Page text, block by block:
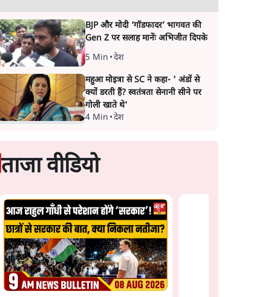
BJP और मोदी ‘गॉडफादर’ भागवत की
Gen Z पर सलाह मानेंः अभिजीत दिपके
5 Min •देश
महुआ मोइत्रा से SC ने कहा- ' अंडों से
क्यों डरती हैं? स्वतंत्रता सेनानी सीने पर
गोली खाते थे'
4 Min •देश
ताजा वीडियो